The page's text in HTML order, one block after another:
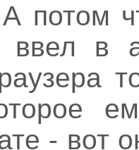
А потом
ввел в
- вот